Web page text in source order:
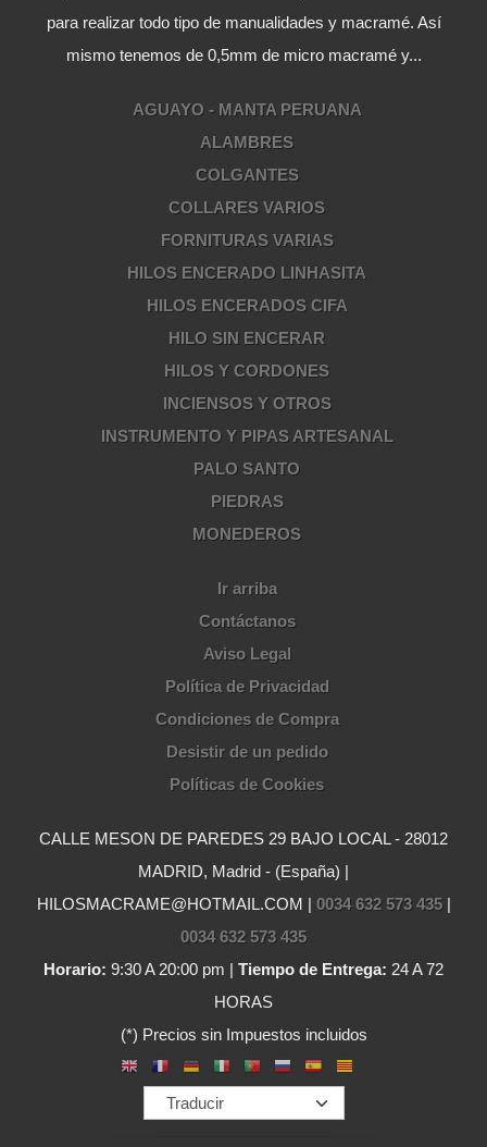
para realizar todo tipo de manualidades y macramé. Así
mismo tenemos de 0,5mm de micro macramé y...
AGUAYO - MANTA PERUANA
ALAMBRES
COLGANTES
COLLARES VARIOS
FORNITURAS VARIAS
HILOS ENCERADO LINHASITA
HILOS ENCERADOS CIFA
HILO SIN ENCERAR
HILOS Y CORDONES
INCIENSOS Y OTROS
INSTRUMENTO Y PIPAS ARTESANAL
PALO SANTO
PIEDRAS
MONEDEROS
Ir arriba
Contáctanos
Aviso Legal
Política de Privacidad
Condiciones de Compra
Desistir de un pedido
Políticas de Cookies
CALLE MESON DE PAREDES 29 BAJO LOCAL - 28012
MADRID, Madrid - (España) |
HILOSMACRAME@HOTMAIL.COM | 0034 632 573 435|
0034 632 573 435
Horario: 9:30 A 20:00 pm | Tiempo de Entrega: 24 A 72
HORAS
(*) Precios sin Impuestos incluidos